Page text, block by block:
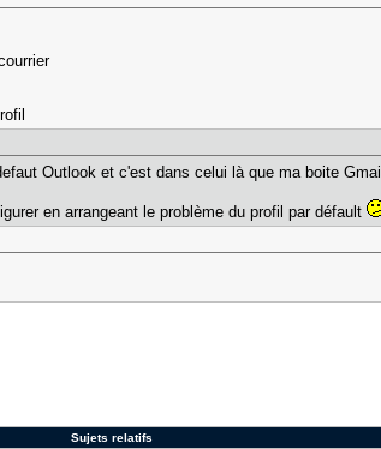
Outlook et c'est dans celui là que ma boite
en arrangeant le problème du profil par défault
Sujets relatifs